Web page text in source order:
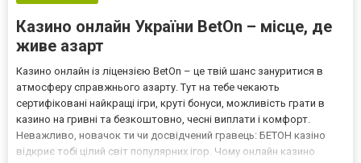
Казино онлайн України BetOn – місце, де
живе азарт
Казино онлайн із ліцензією BetOn – це твій шанс зануритися в
атмосферу справжнього азарту. Тут на тебе чекають
сертифіковані найкращі ігри, круті бонуси, можливість грати в
казино на гривні та безкоштовно, чесні виплати і комфорт.
Неважливо, новачок ти чи досвідчений гравець: БЕТОН казіно
відкриє тобі цілий світ популярних ігор. Чому онлайн казино